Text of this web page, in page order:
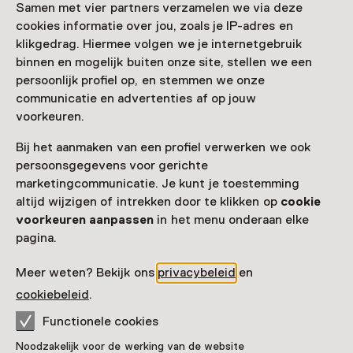
Samen met vier partners verzamelen we via deze
cookies informatie over jou, zoals je IP-adres en
klikgedrag. Hiermee volgen we je internetgebruik
binnen en mogelijk buiten onze site, stellen we een
persoonlijk profiel op, en stemmen we onze
communicatie en advertenties af op jouw
voorkeuren.
Bij het aanmaken van een profiel verwerken we ook
persoonsgegevens voor gerichte
marketingcommunicatie. Je kunt je toestemming
altijd wijzigen of intrekken door te klikken op cookie
voorkeuren aanpassen in het menu onderaan elke
pagina.
Meer weten? Bekijk ons privacybeleid en
cookiebeleid.
Functionele cookies
Noodzakelijk voor de werking van de website
010 - 41 29 600
Vandaag open tot 17:00 uur
Meer openingstijden
Zien & doen in
Mariniersmuseum